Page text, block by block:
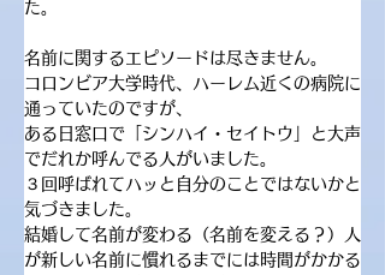
た。
名前に関するエピソードは尽きません。
コロンビア大学時代、ハーレム近くの病院に
通っていたのですが、
ある日窓口で「シンハイ・セイトウ」と大声
でだれか呼んでる人がいました。
３回呼ばれてハッと自分のことではないかと
気づきました。
結婚して名前が変わる（名前を変える？）人
が新しい名前に慣れるまでには時間がかかる